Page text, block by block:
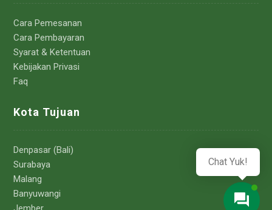
Cara Pemesanan
Cara Pembayaran
Syarat & Ketentuan
Kebijakan Privasi
Faq
Kota Tujuan
Denpasar (Bali)
Surabaya
Malang
Banyuwangi
Chat Yuk!